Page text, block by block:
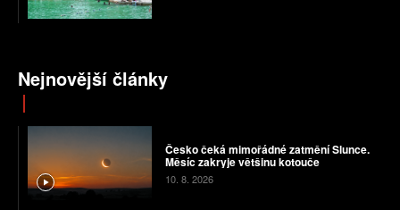
Nejnovější články
Česko čeká mimořádné zatmění Slunce.
Měsíc zakryje většinu kotouče
10. 8. 2026